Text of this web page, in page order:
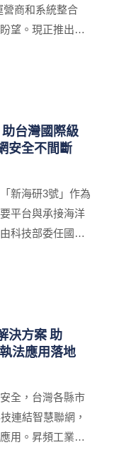
營商和系統整合
望。現正推出新
系統O'smart，
智慧停車場和環
建立穩定連網，
台灣國際級
安全不間斷
新海研3號」作為
平台與承接海洋
科技部委任國立
3號海洋研究
船與船之間的聯
進行資訊傳輸，
航行狀態、海相
時滿足船上人員
性，隨時保持與
活品質。
決方案 助
法應用落地
全，台灣各縣市
連結智慧聯網，
用。昇頻工業聯